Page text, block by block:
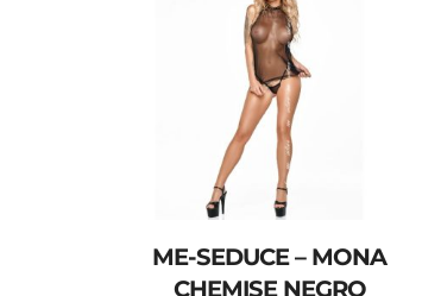
ME-SEDUCE – MONA
CHEMISE NEGRO